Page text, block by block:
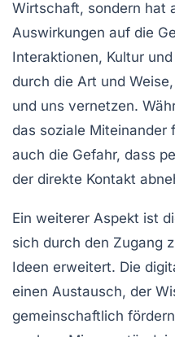
Wirtschaft, sondern hat
Auswirkungen auf die
Interaktionen, Kultur
durch die Art und
und uns vernetzen.
das soziale Miteinander
auch die Gefahr, dass
der direkte Kontakt
Ein weiterer Aspekt ist
sich durch den Zugang
Ideen erweitert. Die
einen Austausch, der
gemeinschaftlich